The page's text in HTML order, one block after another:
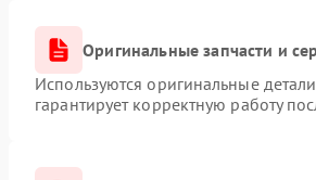
Оригинальные запчасти и
Используются оригинальные
гарантирует корректную работу